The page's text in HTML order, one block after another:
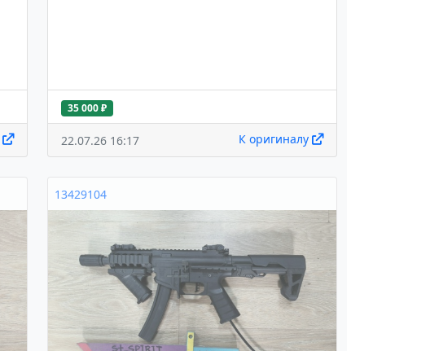
35 000 ₽
22.07.26 16:17 К оригиналу
13429104